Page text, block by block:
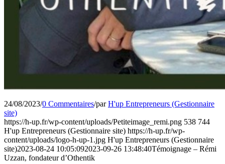
24/08/2023/0 Commentaires/parH'up Entrepreneurs (Gestionnaire
site)
https://h-up.fr/wp-content/uploads/Petiteimage_remi.png 538 744
H'up Entrepreneurs (Gestionnaire site) https://h-up.fr/wp-
content/uploads/logo-h-up-1.jpg H'up Entrepreneurs (Gestionnaire
site)2023-08-24 10:05:092023-09-26 13:48:40Témoignage – Rémi
Uzzan, fondateur d’Othentik